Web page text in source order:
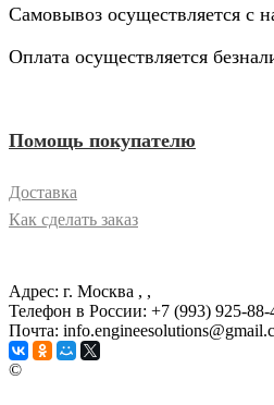
Самовывоз осуществляется с
Оплата осуществляется
Помощь покупателю
Доставка
Как сделать заказ
Адрес: г. Москва , ,
Телефон в России: +7 (993) 925-88-
Почта:
©